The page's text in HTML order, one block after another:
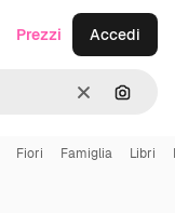
CancellaCerca
Prezzi Accedi
Fiori Famiglia Libri